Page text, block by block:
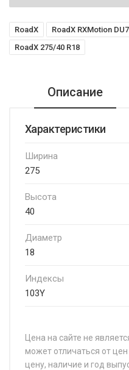
RoadX RoadX RXMotion
RoadX 275/40 R18
Описание
Характеристики
Ширина
275
Высота
40
Диаметр
18
Индексы
103Y
Цена на сайте не
может отличаться от
цену, наличие и год